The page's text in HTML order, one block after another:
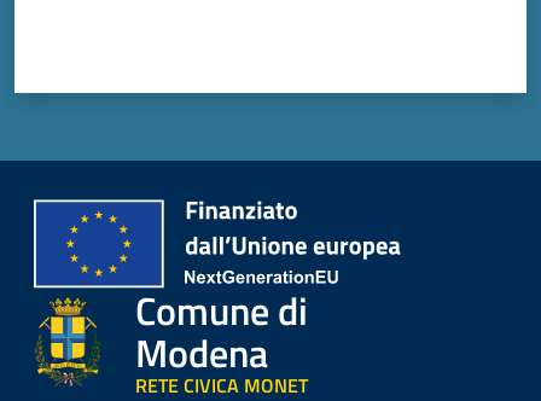
Seguici
Comune di
Modena
RETE CIVICA MONET